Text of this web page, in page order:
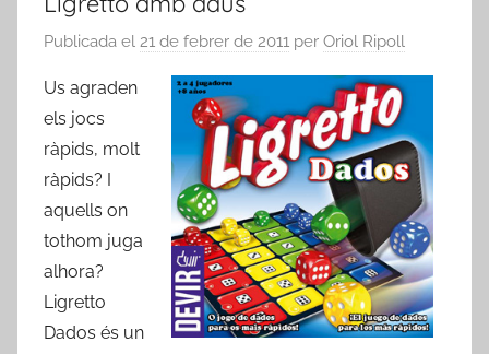
Publicada el 21 de febrer de 2011 per Oriol Ripoll
Us agraden
els jocs
ràpids, molt
ràpids? I
aquells on
tothom juga
alhora?
Ligretto
Dados és un